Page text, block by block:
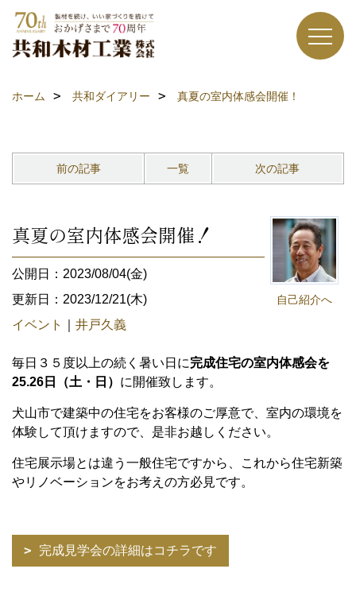
ホーム 共和ダイアリー 真夏の室内体感会開催！
前の記事 一覧 次の記事
自己紹介へ
真夏の室内体感会開催！
公開日：2023/08/04(金)
更新日：2023/12/21(木)
イベント
井戸久義
毎日３５度以上の続く暑い日に完成住宅の室内体感会を
25.26 日（土・日） に開催致します。
犬山市で建築中の住宅をお客様のご厚意で、室内の環境を
体験して頂けますので、是非お越しください。
住宅展示場とは違う一般住宅ですから、これから住宅新築
やリノベーションをお考えの方必見です。
完成見学会の詳細はコチラです